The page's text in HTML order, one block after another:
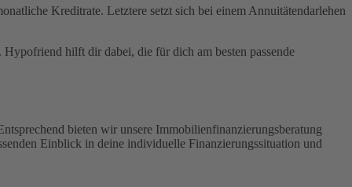
Kreditrate. Letztere setzt sich bei einem Annuitätendarlehen
Hypofriend hilft dir dabei, die für dich am besten passende
bieten wir unsere Immobilienfinanzierungsberatung
Einblick in deine individuelle Finanzierungssituation und